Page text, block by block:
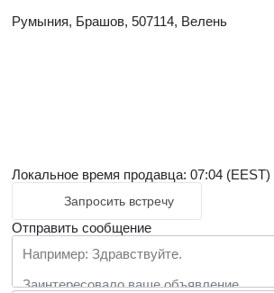
Румыния, Брашов, 507114, Велень
Локальное время продавца: 07:04 (EEST)
Запросить встречу
Отправить сообщение